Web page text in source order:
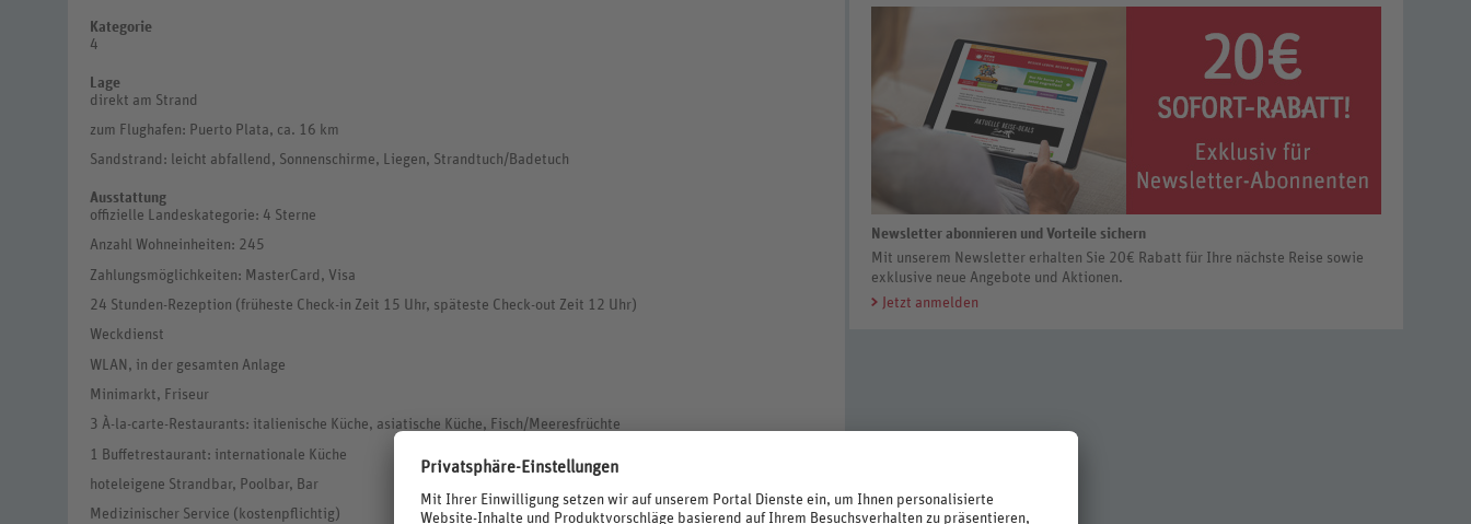
Kategorie
4
Lage
direkt am Strand
zum Flughafen: Puerto Plata, ca. 16 km
Sandstrand: leicht abfallend, Sonnenschirme, Liegen, Strandtuch/Badetuch
Ausstattung
offizielle Landeskategorie: 4 Sterne
Anzahl Wohneinheiten: 245
Zahlungsmöglichkeiten: MasterCard, Visa
24 Stunden-Rezeption (früheste Check-in Zeit 15 Uhr, späteste Check-out Zeit 12 Uhr)
Weckdienst
WLAN, in der gesamten Anlage
Minimarkt, Friseur
3 À-la-carte-Restaurants: italienische Küche, asiatische Küche, Fisch/Meeresfrüchte
1 Buffetrestaurant: internationale Küche
hoteleigene Strandbar, Poolbar, Bar
Medizinischer Service (kostenpflichtig)
Newsletter abonnieren und Vorteile sichern
Mit unserem Newsletter erhalten Sie 20€ Rabatt für Ihre nächste Reise sowie
exklusive neue Angebote und Aktionen.
Jetzt anmelden